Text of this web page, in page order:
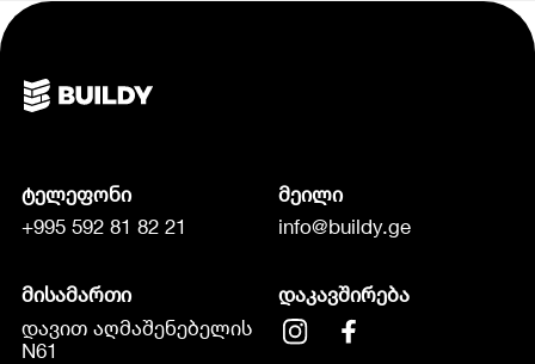
ტელეფონი
+995 592 81 82 21
მეილი
info@buildy.ge
მისამართი
დავით აღმაშენებელის
N61
დაკავშირება